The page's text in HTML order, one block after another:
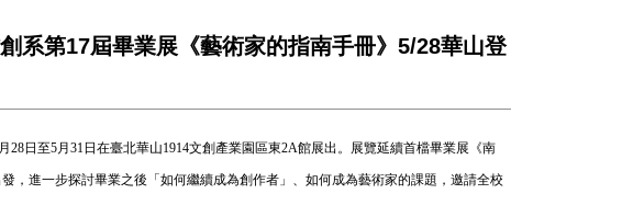
系第17屆畢業展《藝術家的指南手冊》5/28華山登
日至5月31日在臺北華山1914文創產業園區東2A館展出。展覽延續首檔畢業展《南
，進一步探討畢業之後「如何繼續成為創作者」、如何成為藝術家的課題，邀請全校